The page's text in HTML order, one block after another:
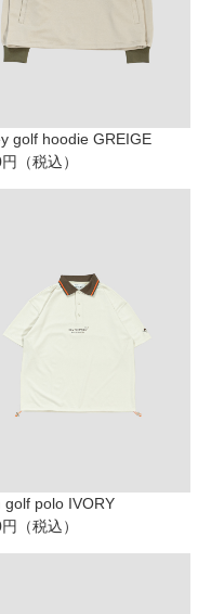
golf hoodie GREIGE
（税込）
golf polo IVORY
（税込）